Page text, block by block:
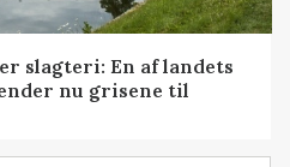
slagteri: En af landets
nu grisene til